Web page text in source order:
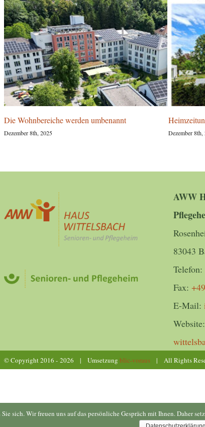
Die Wohnbereiche werden umbenannt
Dezember 8th, 2025 Dezember 8th,
AWW
83043
Telefon:
Fax:
E-Mail:
Website:
© Copyright 2016 - 2026 | Umsetzung blic-voraus | All Rights
sich. Wir freuen uns auf das persönliche Gespräch mit Ihnen. Daher